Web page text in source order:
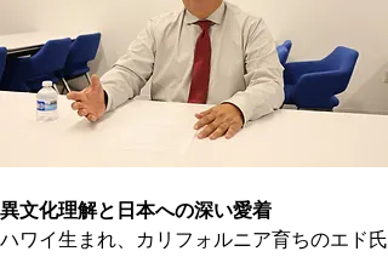
異文化理解と日本への深い愛着
ハワイ生まれ、カリフォルニア育ちのエド氏